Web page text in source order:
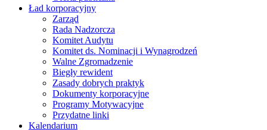
Ład korporacyjny
Zarząd
Rada Nadzorcza
Komitet Audytu
Komitet ds. Nominacji i Wynagrodzeń
Walne Zgromadzenie
Biegły rewident
Zasady dobrych praktyk
Dokumenty korporacyjne
Programy Motywacyjne
Przydatne linki
Kalendarium